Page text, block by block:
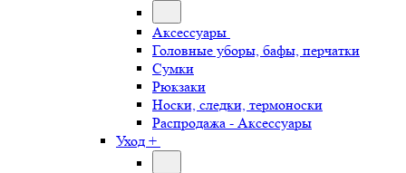
Аксессуары
Головные уборы, бафы, перчатки
Сумки
Рюкзаки
Носки, следки, термоноски
Распродажа - Аксессуары
Уход +